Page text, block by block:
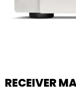
RECEIVER